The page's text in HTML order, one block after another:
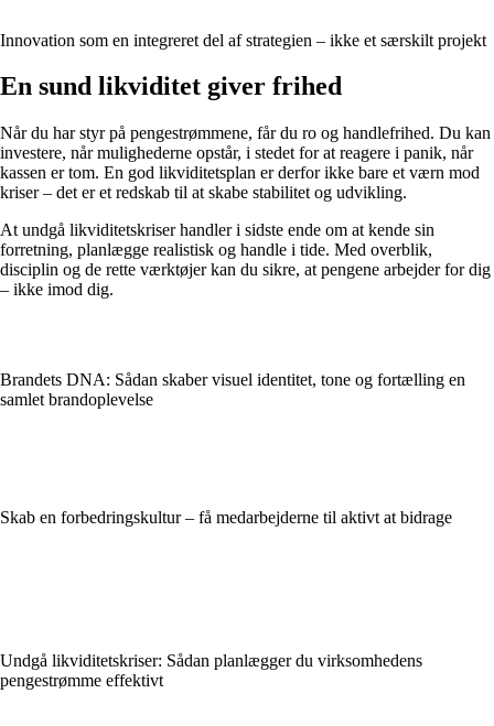
Innovation som en integreret del af strategien – ikke et særskilt projekt
En sund likviditet giver frihed
Når du har styr på pengestrømmene, får du ro og handlefrihed. Du kan
investere, når mulighederne opstår, i stedet for at reagere i panik, når
kassen er tom. En god likviditetsplan er derfor ikke bare et værn mod
kriser – det er et redskab til at skabe stabilitet og udvikling.
At undgå likviditetskriser handler i sidste ende om at kende sin
forretning, planlægge realistisk og handle i tide. Med overblik,
disciplin og de rette værktøjer kan du sikre, at pengene arbejder for dig
– ikke imod dig.
Brandets DNA: Sådan skaber visuel identitet, tone og fortælling en
samlet brandoplevelse
Skab en forbedringskultur – få medarbejderne til aktivt at bidrage
Undgå likviditetskriser: Sådan planlægger du virksomhedens
pengestrømme effektivt